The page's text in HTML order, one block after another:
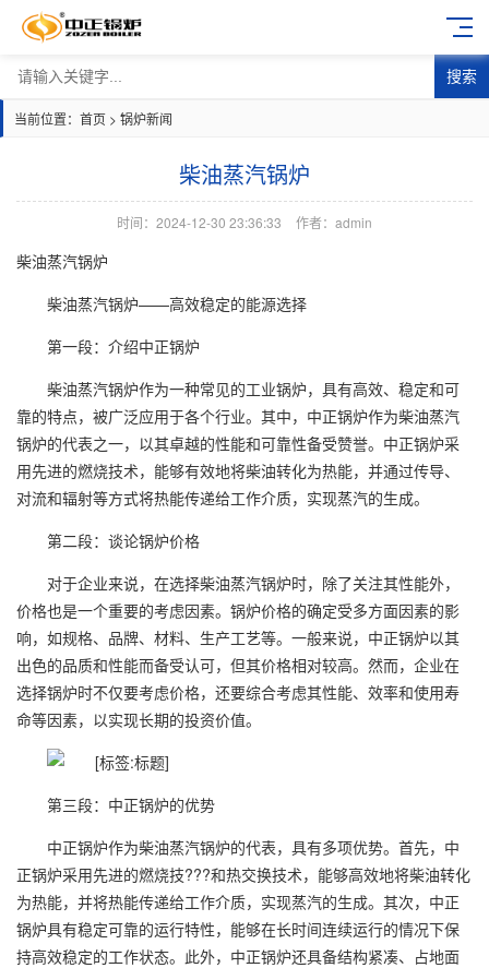
搜索
当前位置： 首页 > 锅炉新闻
柴油蒸汽锅炉
时间：2024-12-30 23:36:33 作者：admin
柴油蒸汽锅炉
柴油蒸汽锅炉——高效稳定的能源选择
第一段：介绍中正锅炉
柴油蒸汽锅炉作为一种常见的工业锅炉，具有高效、稳定和可
靠的特点，被广泛应用于各个行业。其中，中正锅炉作为柴油蒸汽
锅炉的代表之一，以其卓越的性能和可靠性备受赞誉。中正锅炉采
用先进的燃烧技术，能够有效地将柴油转化为热能，并通过传导、
对流和辐射等方式将热能传递给工作介质，实现蒸汽的生成。
第二段：谈论锅炉价格
对于企业来说，在选择柴油蒸汽锅炉时，除了关注其性能外，
价格也是一个重要的考虑因素。锅炉价格的确定受多方面因素的影
响，如规格、品牌、材料、生产工艺等。一般来说，中正锅炉以其
出色的品质和性能而备受认可，但其价格相对较高。然而，企业在
选择锅炉时不仅要考虑价格，还要综合考虑其性能、效率和使用寿
命等因素，以实现长期的投资价值。
第三段：中正锅炉的优势
中正锅炉作为柴油蒸汽锅炉的代表，具有多项优势。首先，中
正锅炉采用先进的燃烧技???和热交换技术，能够高效地将柴油转化
为热能，并将热能传递给工作介质，实现蒸汽的生成。其次，中正
锅炉具有稳定可靠的运行特性，能够在长时间连续运行的情况下保
持高效稳定的工作状态。此外，中正锅炉还具备结构紧凑、占地面